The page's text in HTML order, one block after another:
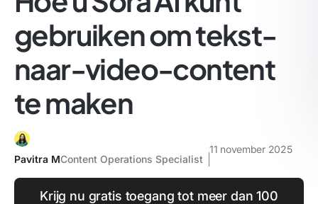
gebruiken om tekst-
naar-video-content
te maken
Pavitra MContent Operations Specialist
11 november 2025
Krijg nu gratis toegang tot meer dan 100